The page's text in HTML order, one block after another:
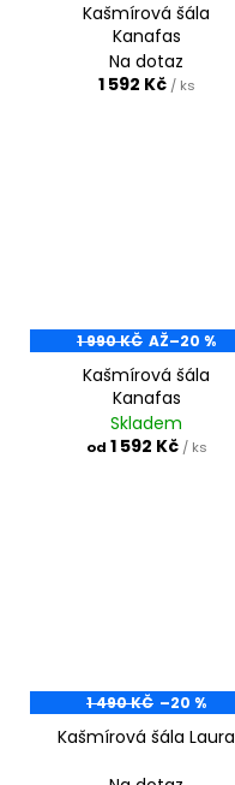
Kašmírová šála
Kanafas
Na dotaz
1 592 Kč / ks
1 990 KČ AŽ–20 %
Kašmírová šála
Kanafas
Skladem
od 1 592 Kč / ks
1 490 KČ –20 %
Kašmírová šála Laura